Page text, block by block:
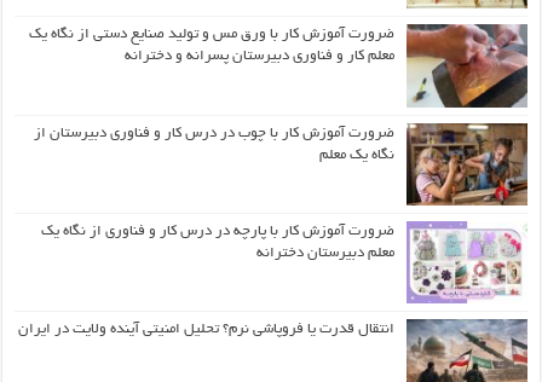
ضرورت آموزش کار با ورق مس و تولید صنایع دستی از نگاه یک
معلم کار و فناوری دبیرستان پسرانه و دخترانه
ضرورت آموزش کار با چوب در درس کار و فناوری دبیرستان از
نگاه یک معلم
ضرورت آموزش کار با پارچه در درس کار و فناوری از نگاه یک
معلم دبیرستان دخترانه
انتقال قدرت یا فروپاشی نرم؟ تحلیل امنیتی آینده ولایت در ایران